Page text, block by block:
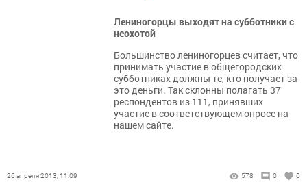
Лениногорцы выходят на субботники с
неохотой
Большинство лениногорцев считает, что
принимать участие в общегородских
субботниках должны те, кто получает за
это деньги. Так склонны полагать 37
респондентов из 111, принявших
участие в соответствующем опросе на
нашем сайте.
26 апреля 2013, 11:09 578 0 0